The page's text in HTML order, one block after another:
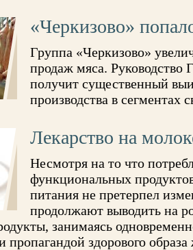
«Черкизово»
Группа «Черкизово»
продаж мяса. Руководство
получит существенный
производства в сегментах
Лекарство на
Несмотря на то что
функциональных
питания не претерпел
продолжают выводить на
занимаясь
пропагандой здорового